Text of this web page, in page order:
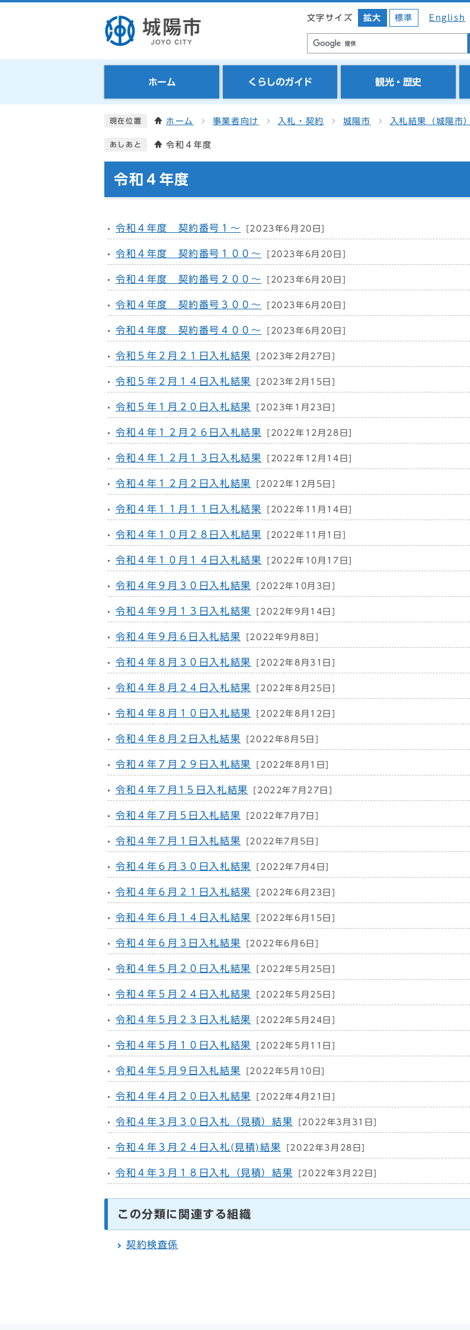
文字サイズ 拡大 標準 English
ホーム くらしのガイド 観光・歴史
現在位置 ホーム 事業者向け 入札・契約 城陽市 入札結果（城陽市）
あしあと 令和４年度
令和４年度
令和４年度 契約番号１～ [2023年6月20日]
令和４年度 契約番号１００～ [2023年6月20日]
令和４年度 契約番号２００～ [2023年6月20日]
令和４年度 契約番号３００～ [2023年6月20日]
令和４年度 契約番号４００～ [2023年6月20日]
令和５年２月２１日入札結果 [2023年2月27日]
令和５年２月１４日入札結果 [2023年2月15日]
令和５年１月２０日入札結果 [2023年1月23日]
令和４年１２月２６日入札結果 [2022年12月28日]
令和４年１２月１３日入札結果 [2022年12月14日]
令和４年１２月２日入札結果 [2022年12月5日]
令和４年１１月１１日入札結果 [2022年11月14日]
令和４年１０月２８日入札結果 [2022年11月1日]
令和４年１０月１４日入札結果 [2022年10月17日]
令和４年９月３０日入札結果 [2022年10月3日]
令和４年９月１３日入札結果 [2022年9月14日]
令和４年９月６日入札結果 [2022年9月8日]
令和４年８月３０日入札結果 [2022年8月31日]
令和４年８月２４日入札結果 [2022年8月25日]
令和４年８月１０日入札結果 [2022年8月12日]
令和４年８月２日入札結果 [2022年8月5日]
令和４年７月２９日入札結果 [2022年8月1日]
令和４年７月1５日入札結果 [2022年7月27日]
令和４年７月５日入札結果 [2022年7月7日]
令和４年７月１日入札結果 [2022年7月5日]
令和４年６月３０日入札結果 [2022年7月4日]
令和４年６月２１日入札結果 [2022年6月23日]
令和４年６月１４日入札結果 [2022年6月15日]
令和４年６月３日入札結果 [2022年6月6日]
令和４年５月２０日入札結果 [2022年5月25日]
令和４年５月２４日入札結果 [2022年5月25日]
令和４年５月２３日入札結果 [2022年5月24日]
令和４年５月１０日入札結果 [2022年5月11日]
令和４年５月９日入札結果 [2022年5月10日]
令和４年４月２０日入札結果 [2022年4月21日]
令和４年３月３０日入札（見積）結果 [2022年3月31日]
令和４年３月２４日入札(見積)結果 [2022年3月28日]
令和４年３月１８日入札（見積）結果 [2022年3月22日]
この分類に関連する組織
契約検査係